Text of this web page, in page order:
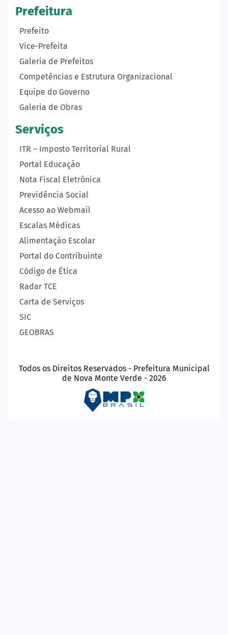
Prefeitura
Prefeito
Vice-Prefeita
Galeria de Prefeitos
Competências e Estrutura Organizacional
Equipe do Governo
Galeria de Obras
Serviços
ITR – Imposto Territorial Rural
Portal Educação
Nota Fiscal Eletrônica
Previdência Social
Acesso ao Webmail
Escalas Médicas
Alimentação Escolar
Portal do Contribuinte
Código de Ética
Radar TCE
Carta de Serviços
SIC
GEOBRAS
Todos os Direitos Reservados - Prefeitura Municipal
de Nova Monte Verde - 2026